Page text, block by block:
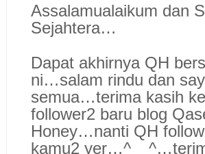
Assalamualaikum dan
Sejahtera…
Dapat akhirnya QH
ni…salam rindu dan
semua…terima kasih
follower2 baru blog
Honey…nanti QH
kamu2